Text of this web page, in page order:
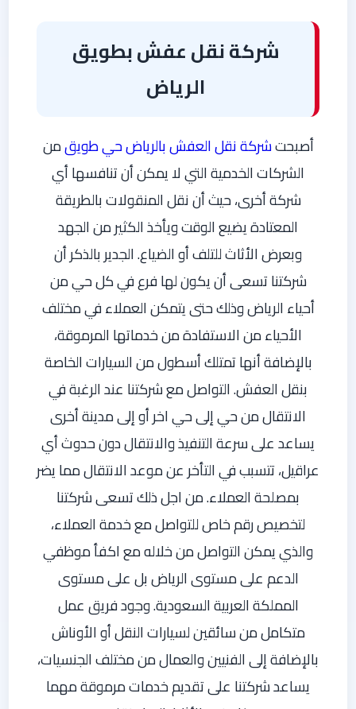
شركة نقل عفش بطويق
الرياض
أصبحتشركة نقل العفش بالرياض حي طويقمن
الشركات الخدمية التي لا يمكن أن تنافسها أي
شركة أخرى، حيث أن نقل المنقولات بالطريقة
المعتادة يضيع الوقت ويأخذ الكثير من الجهد
وبعرض الأثاث للتلف أو الضياع. الجدير بالذكر أن
شركتنا تسعى أن يكون لها فرع في كل حي من
أحياء الرياض وذلك حتى يتمكن العملاء في مختلف
الأحياء من الاستفادة من خدماتها المرموقة،
بالإضافة أنها تمتلك أسطول من السيارات الخاصة
بنقل العفش. التواصل مع شركتنا عند الرغبة في
الانتقال من حي إلى حي اخر أو إلى مدينة أخرى
يساعد على سرعة التنفيذ والانتقال دون حدوث أي
عراقيل، تتسبب في التأخر عن موعد الانتقال مما يضر
بمصلحة العملاء. من اجل ذلك تسعى شركتنا
لتخصيص رقم خاص للتواصل مع خدمة العملاء،
والذي يمكن التواصل من خلاله مع اكفأ موظفي
الدعم على مستوى الرياض بل على مستوى
المملكة العربية السعودية. وجود فريق عمل
متكامل من سائقين لسيارات النقل أو الأوناش
بالإضافة إلى الفنيين والعمال من مختلف الجنسيات،
يساعد شركتنا على تقديم خدمات مرموقة مهما